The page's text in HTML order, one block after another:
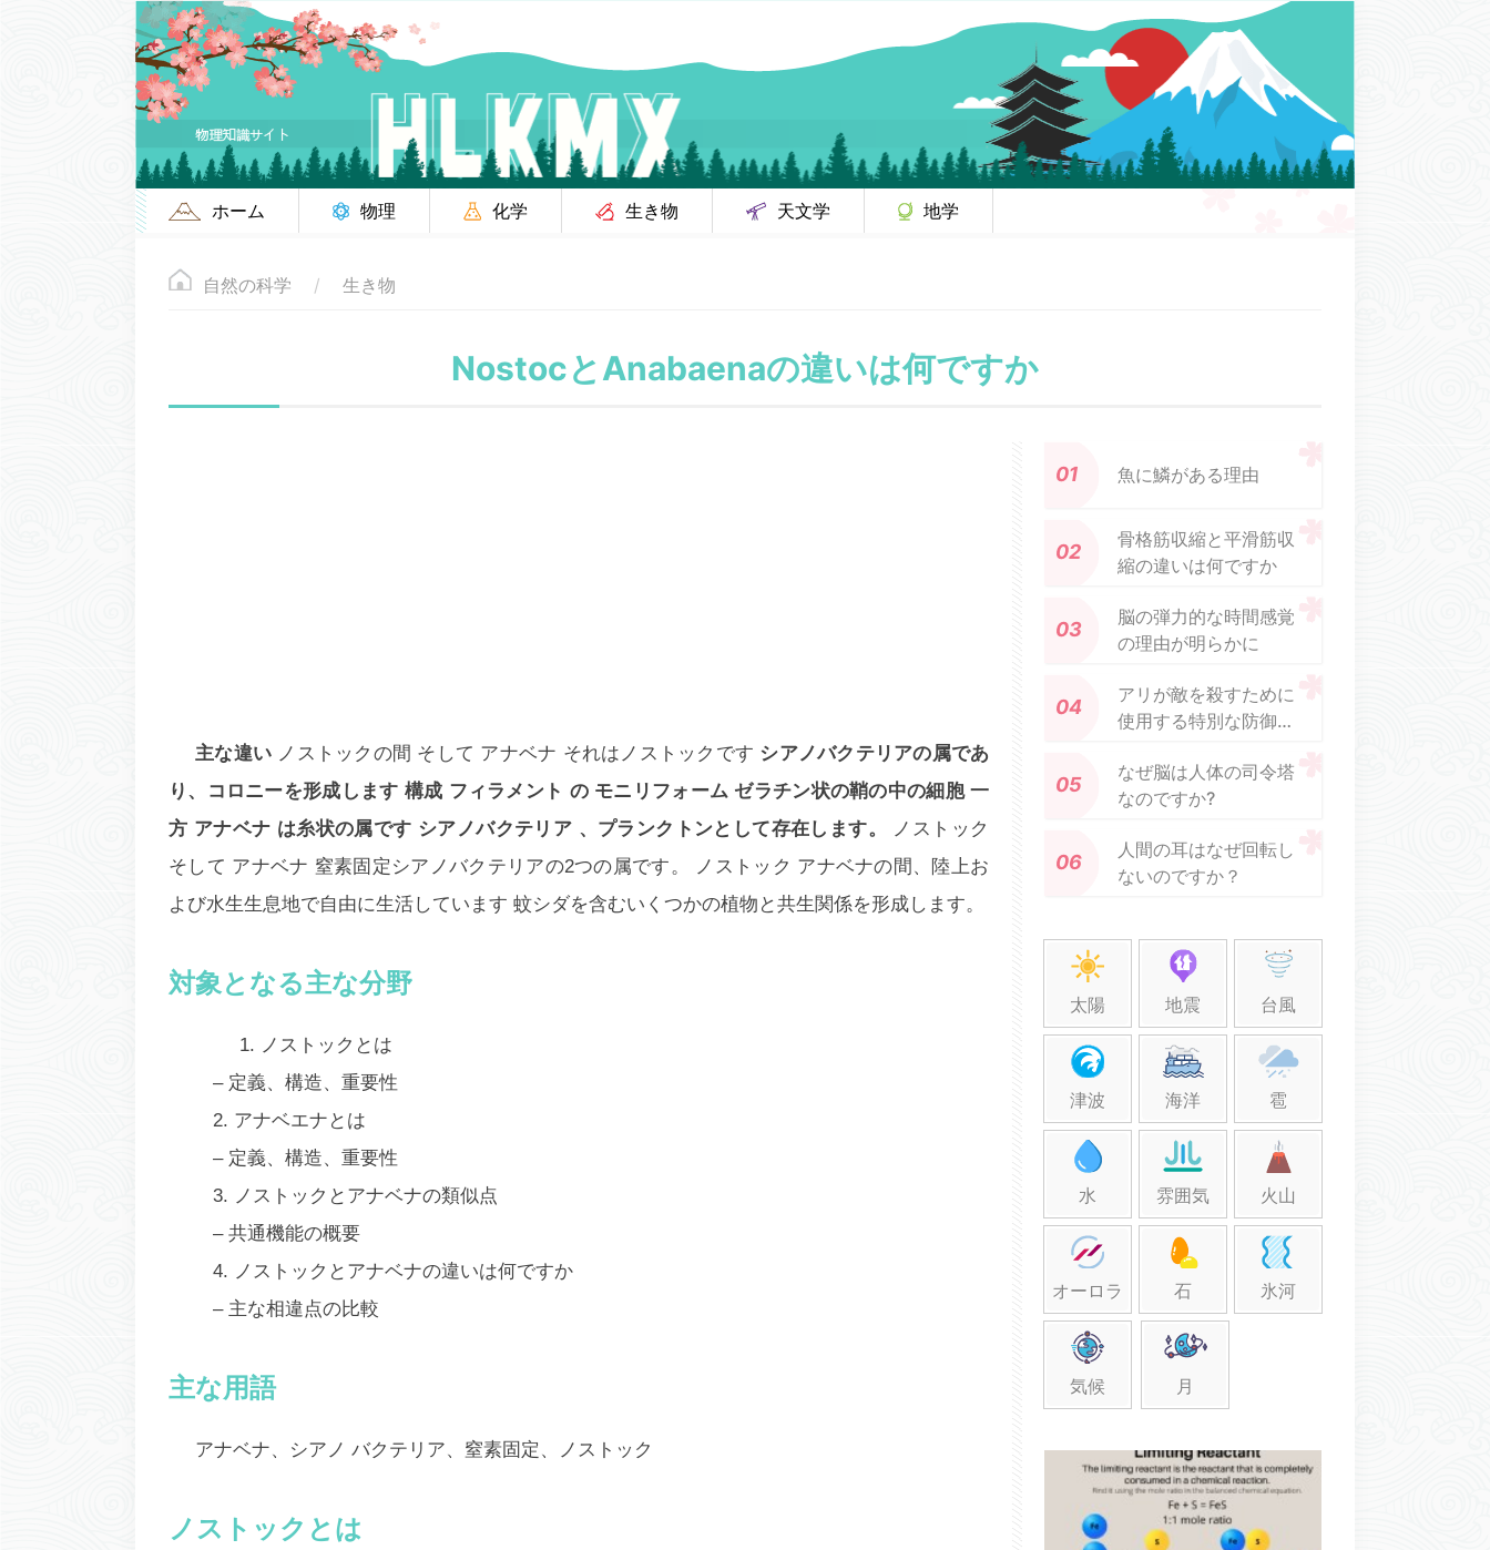
ホーム 物理 化学 生き物 天文学 地学
自然の科学 生き物
NostocとAnabaenaの違いは何ですか
主な違い ノストック の間 そして アナベナ それは ノストック です シアノバクテリアの属であ
り、コロニーを形成します 構成 フィラメント の モニリフォーム ゼラチン状の鞘の中の細胞 一
方 アナベナ は糸状の属です シアノバクテリア 、プランクトンとして存在します。
ノストック
そして アナベナ 窒素固定シアノバクテリアの2つの属です。 ノストック アナベナの間、陸上お
よび水生生息地で自由に生活しています 蚊シダを含むいくつかの植物と共生関係を形成します。
対象となる主な分野
1. ノストックとは
– 定義、構造、重要性
2. アナベエナとは
– 定義、構造、重要性
3. ノストックとアナベナの類似点
– 共通機能の概要
4. ノストックとアナベナの違いは何ですか
– 主な相違点の比較
主な用語
アナベナ、シアノ バクテリア、窒素固定、ノストック
ノストックとは
魚に鱗がある理由
骨格筋収縮と平滑筋収
縮の違いは何ですか
脳の弾力的な時間感覚
の理由が明らかに
アリが敵を殺すために
使用する特別な防御メ
なぜ脳は人体の司令塔
なのですか?
人間の耳はなぜ回転し
ないのですか？
太陽 地震 台風
津波 海洋 雹
水 雰囲気 火山
オーロラ 石 氷河
気候 月